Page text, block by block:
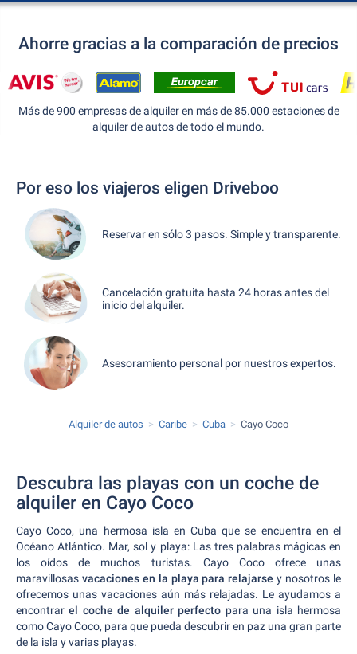
Ahorre gracias a la comparación de precios
Más de 900 empresas de alquiler en más de 85.000 estaciones de
alquiler de autos de todo el mundo.
Por eso los viajeros eligen Driveboo
Reservar en sólo 3 pasos. Simple y transparente.
Cancelación gratuita hasta 24 horas antes del
inicio del alquiler.
Asesoramiento personal por nuestros expertos.
Alquiler de autos Caribe Cuba Cayo Coco
Descubra las playas con un coche de
alquiler en Cayo Coco
Cayo Coco, una hermosa isla en Cuba que se encuentra en el
Océano Atlántico. Mar, sol y playa: Las tres palabras mágicas en
los oídos de muchos turistas. Cayo Coco ofrece unas
maravillosas vacaciones en la playa para relajarse y nosotros le
ofrecemos unas vacaciones aún más relajadas. Le ayudamos a
encontrarel coche de alquiler perfecto para una isla hermosa
como Cayo Coco, para que pueda descubrir en paz una gran parte
de la isla y varias playas.